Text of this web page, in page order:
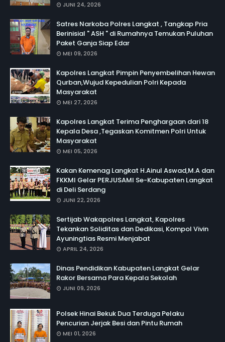
JUNI 24, 2026
Satres Narkoba Polres Langkat , Tangkap Pria
Berinisial " ASH " di Rumahnya Temukan Puluhan
Paket Ganja Siap Edar
MEI 09, 2026
Kapolres Langkat Pimpin Penyembelihan Hewan
Qurban,Wujud Kepedulian Polri Kepada
Masyarakat
MEI 27, 2026
Kapolres Langkat Terima Penghargaan dari 18
Kepala Desa ,Tegaskan Komitmen Polri Untuk
Masyarakat
MEI 05, 2026
Kakan Kemenag Langkat H.Ainul Aswad,M.A dan
FKKMI Gelar PERJUSAMI Se-Kabupaten Langkat
di Deli Serdang
JUNI 22, 2026
Sertijab Wakapolres Langkat, Kapolres
Tekankan Soliditas dan Dedikasi, Kompol Vivin
Ayuningtias Resmi Menjabat
APRIL 24, 2026
Dinas Pendidikan Kabupaten Langkat Gelar
Rakor Bersama Para Kepala Sekolah
JUNI 09, 2026
Polsek Hinai Bekuk Dua Terduga Pelaku
Pencurian Jerjak Besi dan Pintu Rumah
MEI 01, 2026